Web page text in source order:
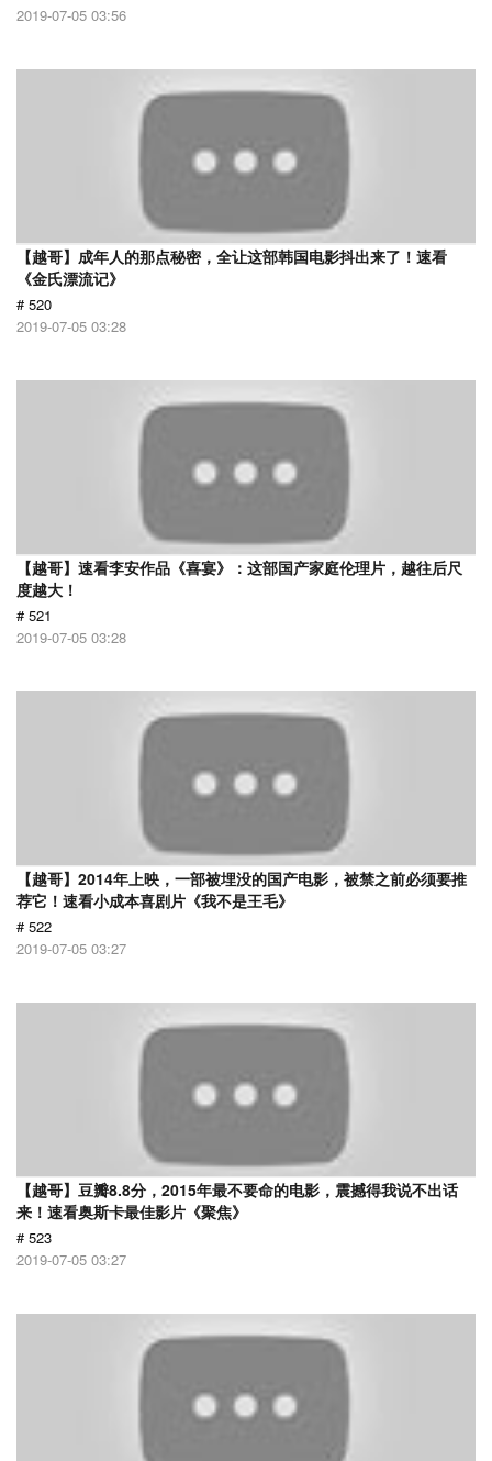
2019-07-05 03:56
【越哥】成年人的那点秘密，全让这部韩国电影抖出来了！速看
《金氏漂流记》
# 520
2019-07-05 03:28
【越哥】速看李安作品《喜宴》：这部国产家庭伦理片，越往后尺
度越大！
# 521
2019-07-05 03:28
【越哥】2014年上映，一部被埋没的国产电影，被禁之前必须要推
荐它！速看小成本喜剧片《我不是王毛》
# 522
2019-07-05 03:27
【越哥】豆瓣8.8分，2015年最不要命的电影，震撼得我说不出话
来！速看奥斯卡最佳影片《聚焦》
# 523
2019-07-05 03:27